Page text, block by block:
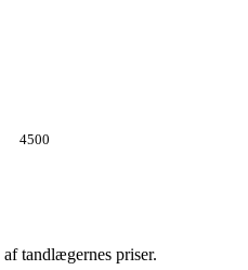
4500
af tandlægernes priser.